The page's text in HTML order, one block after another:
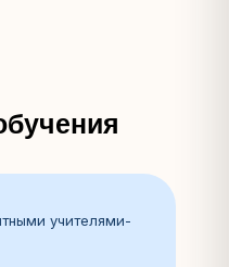
учителями-